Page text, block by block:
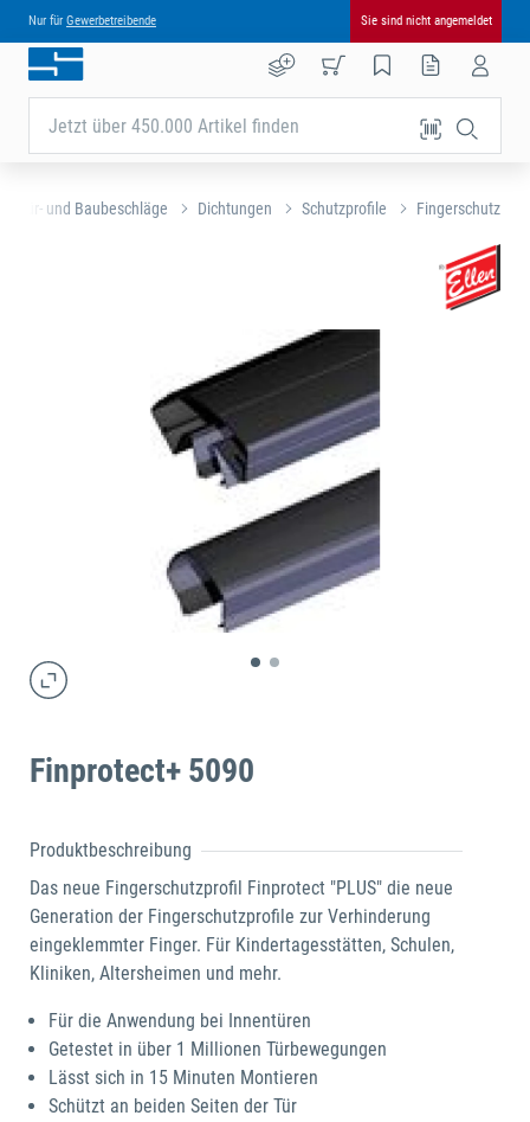
Nur für Gewerbetreibende Sie sind nicht angemeldet
Jetzt über 450.000 Artikel finden
Tür- und Baubeschläge Dichtungen Schutzprofile Fingerschutz
Finprotect+ 5090
Produktbeschreibung
Das neue Fingerschutzprofil Finprotect "PLUS" die neue
Generation der Fingerschutzprofile zur Verhinderung
eingeklemmter Finger. Für Kindertagesstätten, Schulen,
Kliniken, Altersheimen und mehr.
Für die Anwendung bei Innentüren
Getestet in über 1 Millionen Türbewegungen
Lässt sich in 15 Minuten Montieren
Schützt an beiden Seiten der Tür